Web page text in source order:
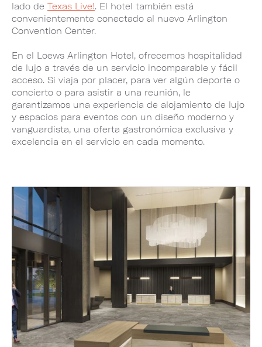
lado de Texas Live!. El hotel también está
convenientemente conectado al nuevo Arlington
Convention Center.
En el Loews Arlington Hotel, ofrecemos hospitalidad
de lujo a través de un servicio incomparable y fácil
acceso. Si viaja por placer, para ver algún deporte o
concierto o para asistir a una reunión, le
garantizamos una experiencia de alojamiento de lujo
y espacios para eventos con un diseño moderno y
vanguardista, una oferta gastronómica exclusiva y
excelencia en el servicio en cada momento.